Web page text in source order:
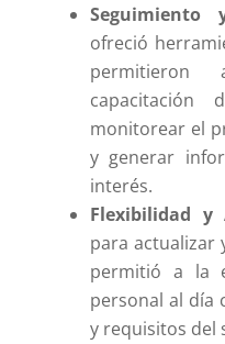
Seguimiento
ofreció
capacitación
monitorear el
y generar
interés.
Flexibilidad y
para actualizar
permitió a la
personal al día
y requisitos del